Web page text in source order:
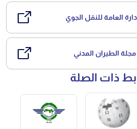
العامة للنقل الجوي
مجلة الطيران المدني
ذات الصلة